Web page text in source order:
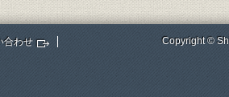
p864
合わせ Copyright ©